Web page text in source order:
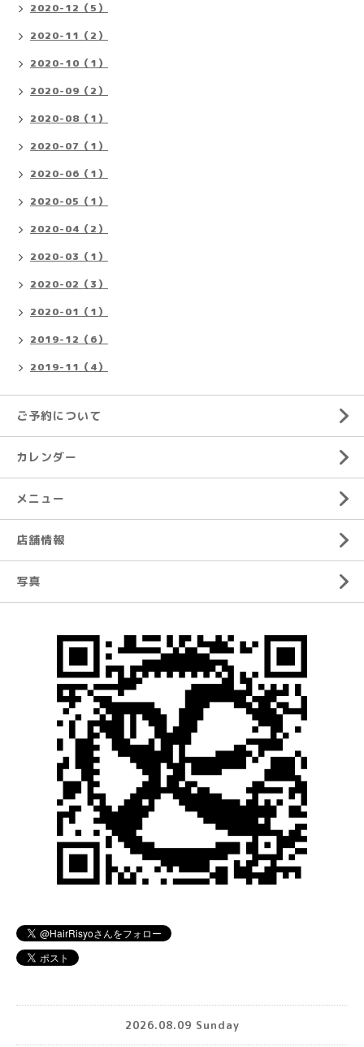
2020-12（5）
2020-11（2）
2020-10（1）
2020-09（2）
2020-08（1）
2020-07（1）
2020-06（1）
2020-05（1）
2020-04（2）
2020-03（1）
2020-02（3）
2020-01（1）
2019-12（6）
2019-11（4）
ご予約について
カレンダー
メニュー
店舗情報
写真
2026.08.09 Sunday